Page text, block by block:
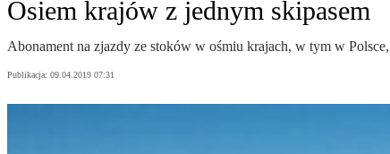
Osiem krajów z jednym skipasem
Abonament na zjazdy ze stoków w ośmiu krajach, w tym w
Publikacja: 09.04.2019 07:31